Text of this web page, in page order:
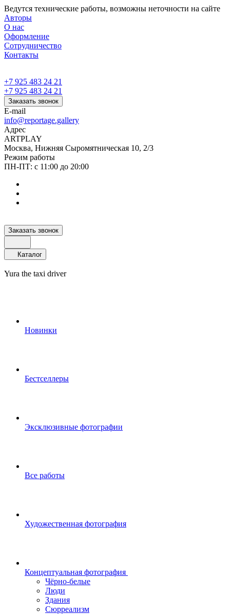
Ведутся технические работы, возможны неточности на сайте
Авторы
О нас
Оформление
Сотрудничество
Контакты
+7 925 483 24 21
+7 925 483 24 21
Заказать звонок
E-mail
info@reportage.gallery
Адрес
ARTPLAY
Москва, Нижняя Сыромятническая 10, 2/3
Режим работы
ПН-ПТ: с 11:00 до 20:00
Заказать звонок
Каталог
Yura the taxi driver
Новинки
Бестселлеры
Эксклюзивные фотографии
Все работы
Художественная фотография
Концептуальная фотография
Чёрно-белые
Люди
Здания
Сюрреализм